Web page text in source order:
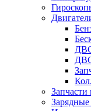
Зарядные